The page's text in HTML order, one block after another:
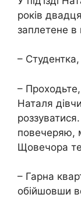
років
заплетене в
–
–
Наталя
повечеряю,
Щовечора
– Гарна
обійшовши